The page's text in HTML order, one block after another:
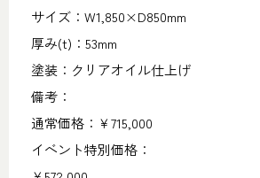
サイズ：W1,850×D850mm
厚み(t)：53mm
塗装：クリアオイル仕上げ
備考：
通常価格：￥715,000
イベント特別価格：